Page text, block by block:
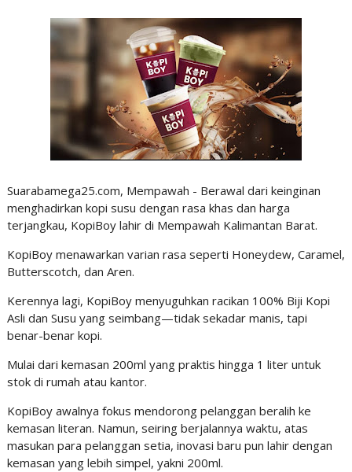
Suarabamega25.com, Mempawah - Berawal dari keinginan
menghadirkan kopi susu dengan rasa khas dan harga
terjangkau, KopiBoy lahir di Mempawah Kalimantan Barat.
KopiBoy menawarkan varian rasa seperti Honeydew, Caramel,
Butterscotch, dan Aren.
Kerennya lagi, KopiBoy menyuguhkan racikan 100% Biji Kopi
Asli dan Susu yang seimbang—tidak sekadar manis, tapi
benar-benar kopi.
Mulai dari kemasan 200ml yang praktis hingga 1 liter untuk
stok di rumah atau kantor.
KopiBoy awalnya fokus mendorong pelanggan beralih ke
kemasan literan. Namun, seiring berjalannya waktu, atas
masukan para pelanggan setia, inovasi baru pun lahir dengan
kemasan yang lebih simpel, yakni 200ml.